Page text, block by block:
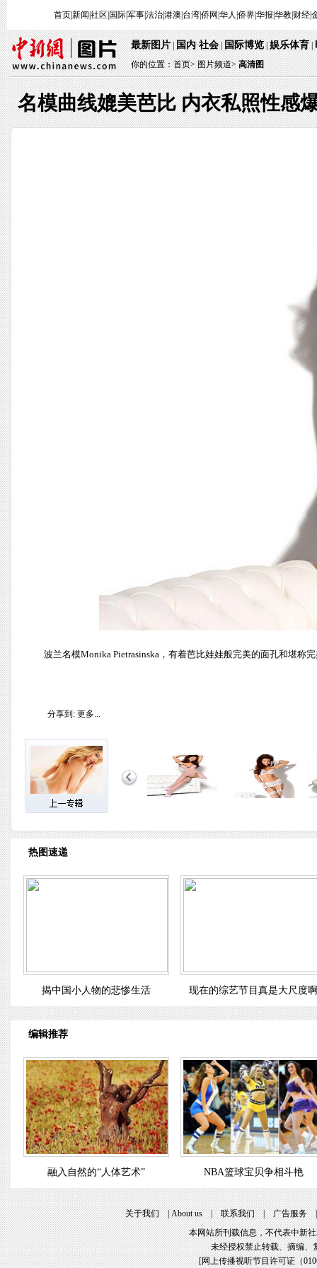
首页|新闻 社区 国际|军事|法治|港澳 台湾|侨网 华人 侨界|华报 华教| 财经|
最新图片|国内·社会|国际博览|娱乐体育|
你的位置：首页>图片频道> 高清图
名模曲线媲美芭比 内衣私照性感
波兰名模Monika Pietrasinska，有着芭比娃娃般完美的面孔和堪称
分享到: 更多...
热图速递
揭中国小人物的悲惨生活 现在的综艺节目真是大尺度啊
编辑推荐
融入自然的“人体艺术” NBA篮球宝贝争相斗艳
关于我们|About us|联系我们|广告服务
本网站所刊载信息，不代表中新
未经授权禁止转载、摘编、
[网上传播视听节目许可证（